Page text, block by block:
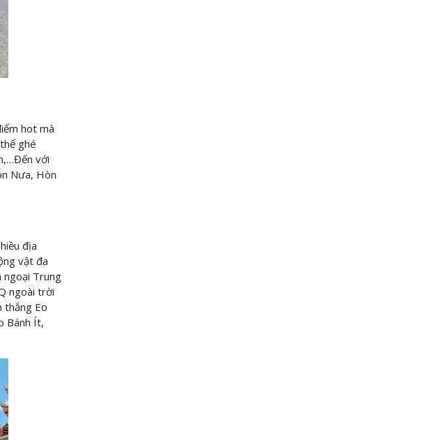
hot mà
ghé
với
Nưa, Hòn
địa
vật đa
ngoại Trung
ngoài trời
thắng Eo
Bánh Ít,